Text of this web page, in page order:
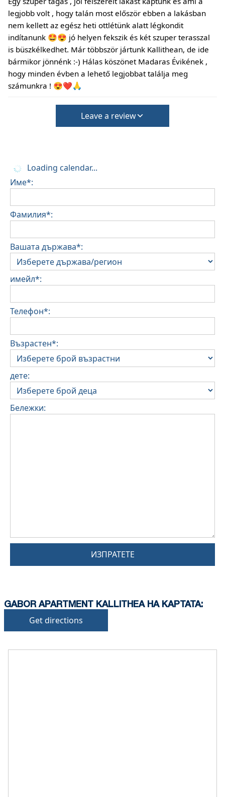
състояние на къщата
Мястото за настаняване е подходящо за
малки домашни любимци и трябва да бъде
потвърдено по време на резервацията
(Ще се изискват допълнителни такси за такса
за почистване и депозит за щети)
legjobb volt , hogy talán most először ebben a lakásban
nem kellett az egész heti ottlétünk alatt légkondit
indítanunk 🤩😍 jó helyen fekszik és két szuper terasszal
is büszkélkedhet. Már többször jártunk Kallithean, de ide
bármikor jönnénk :-) Hálas köszönet Madaras Évikének ,
hogy minden évben a lehető legjobbat találja meg
számunkra ! 😍❤️🙏
Leave a review
Loading calendar...
Име*:
Фамилия*:
Вашата държава*:
имейл*:
Телефон*:
Възрастен*:
дете:
Бележки:
ИЗПРАТЕТЕ
GABOR APARTMENT KALLITHEA НА КАРТАТА:
Get directions